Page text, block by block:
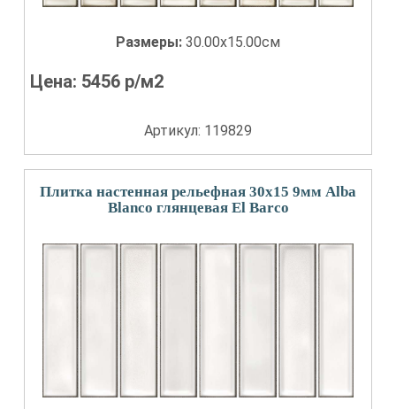
Размеры: 30.00x15.00см
Цена: 5456 р/м2
Артикул: 119829
Плитка настенная рельефная 30x15 9мм Alba
Blanco глянцевая El Barco